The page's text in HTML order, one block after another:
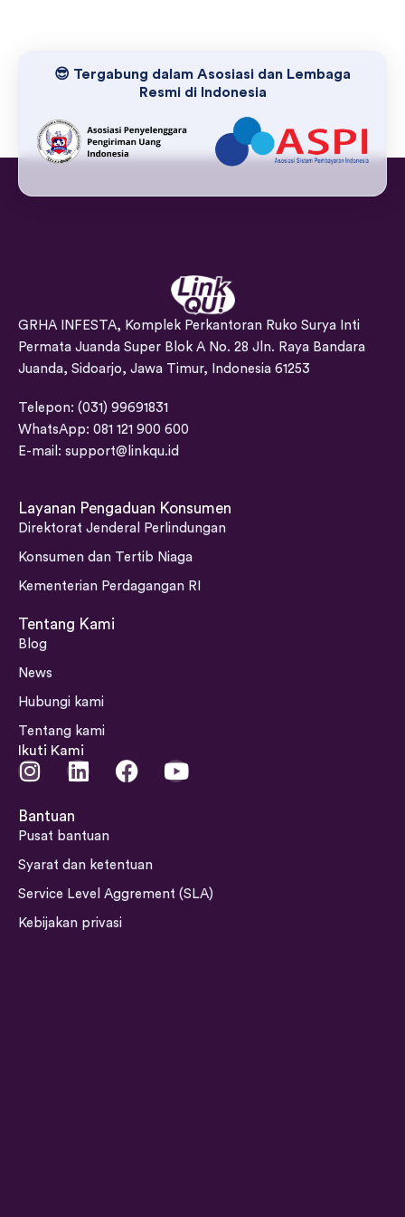
😎 Tergabung dalam Asosiasi dan Lembaga
Resmi di Indonesia
GRHA INFESTA, Komplek Perkantoran Ruko Surya Inti
Permata Juanda Super Blok A No. 28 Jln. Raya Bandara
Juanda, Sidoarjo, Jawa Timur, Indonesia 61253
Telepon: (031) 99691831
WhatsApp: 081 121 900 600
E-mail: support@linkqu.id
Layanan Pengaduan Konsumen
Direktorat Jenderal Perlindungan
Konsumen dan Tertib Niaga
Kementerian Perdagangan RI
Tentang Kami
Blog
News
Hubungi kami
Tentang kami
Ikuti Kami
I
s
t
a
r
a
L
k
e
i
n
F
b
o
Y
b
e
Bantuan
Pusat bantuan
Syarat dan ketentuan
Service Level Aggrement (SLA)
Kebijakan privasi